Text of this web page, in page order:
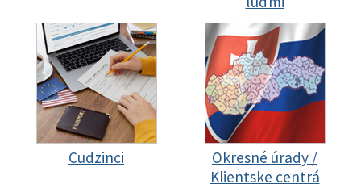
Cudzinci
Okresné úrady /
Klientske centrá